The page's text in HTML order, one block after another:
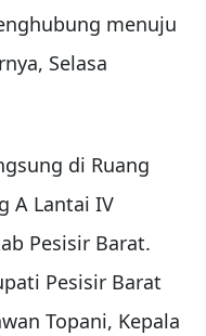
menuju
Selasa
di Ruang
A Lantai IV
Pesisir Barat.
Pesisir Barat
Topani, Kepala